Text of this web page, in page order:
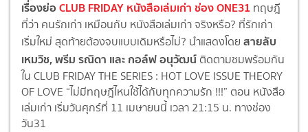
เรื่องย่อCLUB FRIDAY หนังสือเล่มเก่า ช่อง ONE31 ทฤษฎี
ที่ว่า คนรักเก่า เหมือนกับ หนังสือเล่มเก่า จริงหรือ? ที่รักเก่า
เริ่มใหม่ สุดท้ายต้องจบแบบเดิมหรือไม่? นำแสดงโดย สายลับ
เหมวิช, พรีม รณิดา และ กอล์ฟ อนุวัฒน์ติดตามชมพร้อมกัน
ใน CLUB FRIDAY THE SERIES : HOT LOVE ISSUE THEORY
OF LOVE “ไม่มีทฤษฎีไหนใช้ได้กับทุกความรัก !!!” ตอน หนังสือ
เล่มเก่า เริ่มวันศุกร์ที่ 11 เมษายนนี้ เวลา 21:15 น. ทางช่อง
วัน31